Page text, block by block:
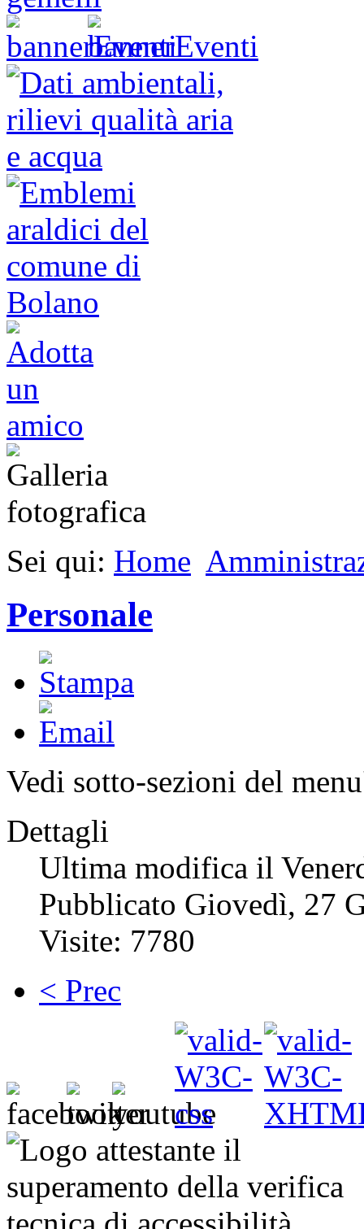
Sei qui: Home
Personale
Vedi sotto-sezioni del
Dettagli
Ultima modifica il
Pubblicato Giovedì, 27
Visite: 7780
< Prec